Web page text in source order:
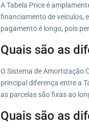
A Tabela Price é
financiamento de veículos,
pagamento é longo, pois
Quais são as
O Sistema de Amortização
principal diferença entre a
as parcelas são fixas ao
Quais são as